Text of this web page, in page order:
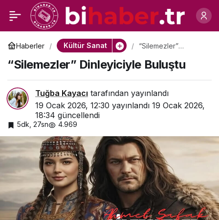
Haberler Kültür Sanat
“Silemezler”
“Silemezler” Dinleyiciyle Buluştu
Tuğba Kayacı tarafından yayınlandı
19 Ocak 2026, 12:30 yayınlandı 19 Ocak 2026,
18:34 güncellendi
5dk, 27sn 4.969
Türkiye Sinemasında Bir
Okul Niteliğinde Yarışma
0 Paylaş